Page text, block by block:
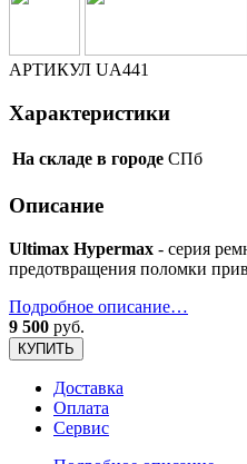
АРТИКУЛ UA441
Характеристики
На складе в городе СПб
Описание
Ultimax Hypermax - серия
предотвращения поломки
Подробное описание…
9 500 руб.
КУПИТЬ
Доставка
Оплата
Сервис